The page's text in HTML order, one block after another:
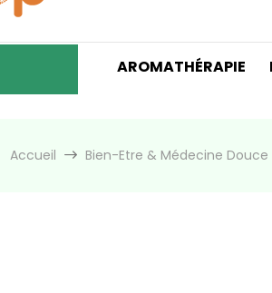
AROMATHÉRAPIE
Accueil Bien-Etre & Médecine Douce